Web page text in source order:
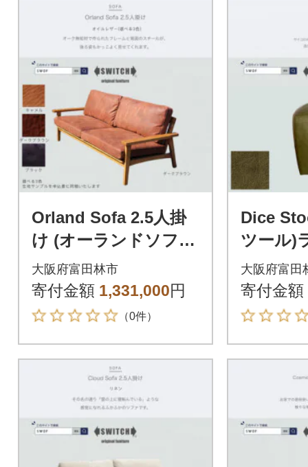
Orland Sofa 2.5人掛
け (オーランドソフ
ァ) オイルレザー【S
WOF】
大阪府富田林市
寄付金額 1,331,000円
（0件）
Dice
ツール)
ブ【
大阪府富田
寄付金額